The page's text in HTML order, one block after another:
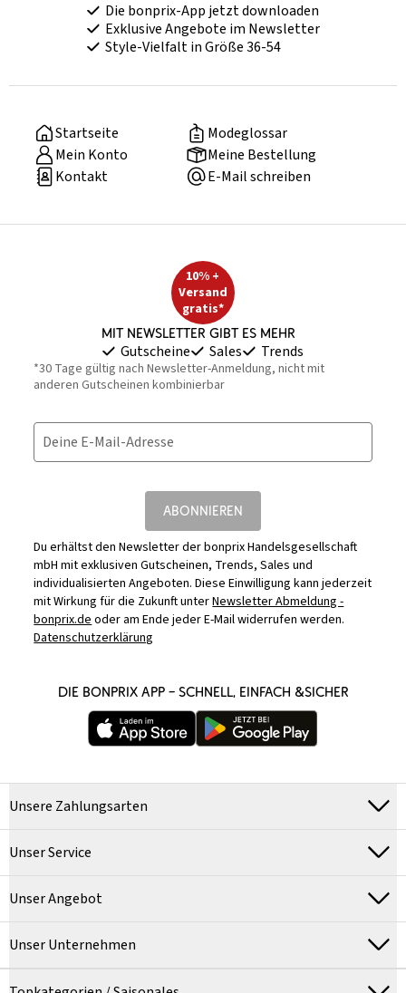
Die bonprix-App jetzt downloaden
Exklusive Angebote im Newsletter
Style-Vielfalt in Größe 36-54
Startseite
Modeglossar
Mein Konto
Meine Bestellung
Kontakt
E-Mail schreiben
10% +
Versand
gratis*
Mit Newsletter gibt es mehr
Gutscheine Sales Trends
*30 Tage gültig nach Newsletter-Anmeldung, nicht mit
anderen Gutscheinen kombinierbar
Deine E-Mail-Adresse
ABONNIEREN
Du erhältst den Newsletter der bonprix Handelsgesellschaft
mbH mit exklusiven Gutscheinen, Trends, Sales und
individualisierten Angeboten. Diese Einwilligung kann jederzeit
mit Wirkung für die Zukunft unterNewsletter Abmeldung -
bonprix.deoder am Ende jeder E-Mail widerrufen werden.
Datenschutzerklärung
DIE BONPRIX APP – SCHNELL, EINFACH &SICHER
Unsere Zahlungsarten
Unser Service
Unser Angebot
Unser Unternehmen